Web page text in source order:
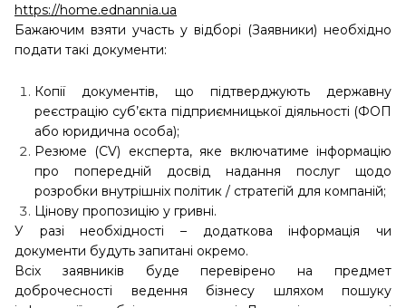
https://home.ednannia.ua
Бажаючим взяти участь у відборі (Заявники) необхідно
подати такі документи:
Копії документів, що підтверджують державну
реєстрацію суб’єкта підприємницької діяльності (ФОП
або юридична особа);
Резюме (CV) експерта, яке включатиме інформацію
про попередній досвід надання послуг щодо
розробки внутрішніх політик / стратегій для компаній;
Цінову пропозицію у гривні.
У разі необхідності – додаткова інформація чи
документи будуть запитані окремо.
Всіх заявників буде перевірено на предмет
доброчесності ведення бізнесу шляхом пошуку